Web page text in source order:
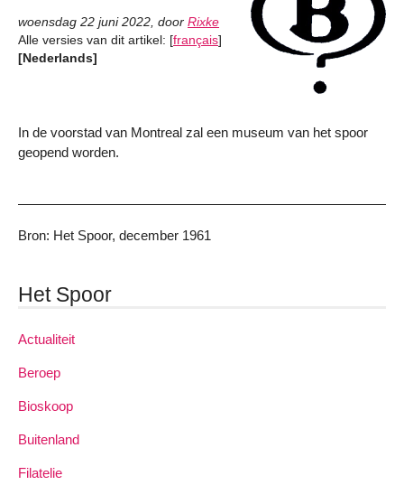
woensdag 22 juni 2022, door Rixke
Alle versies van dit artikel: [français]
[Nederlands]
In de voorstad van Montreal zal een museum van het spoor
geopend worden.
Bron: Het Spoor, december 1961
Het Spoor
Actualiteit
Beroep
Bioskoop
Buitenland
Filatelie